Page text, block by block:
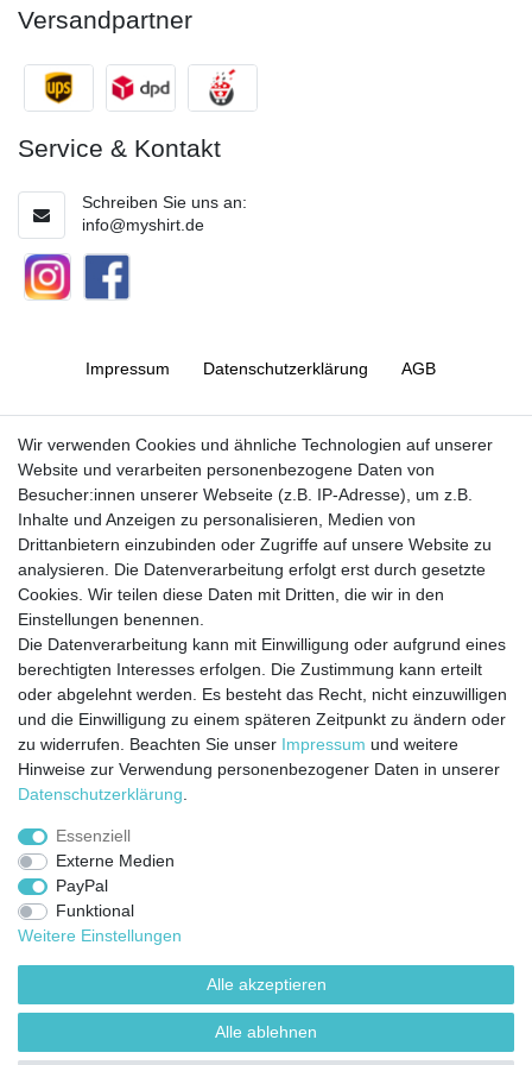
Versandpartner
Service & Kontakt
Schreiben Sie uns an:
info@myshirt.de
Impressum Daten­schutz­erklärung AGB
Barrierefreiheitserklärung Widerrufs­recht
Vertrag widerrufen Kontakt
Jetzt anmelden und auf dem Laufenden
bleiben!
Sie wollen keine Neuigkeiten verpassen?
Dann melden Sie sich noch heute zu unserem Newsletter an:
VORNAME
E-MAIL **
Newsletter
Honig
Ich stimme zu, dass meine personenbezogenen Daten genutzt werden, um
Abonnieren
Wir verwenden Cookies und ähnliche Technologien auf unserer
Website und verarbeiten personenbezogene Daten von
Besucher:innen unserer Webseite (z.B. IP-Adresse), um z.B.
Inhalte und Anzeigen zu personalisieren, Medien von
Drittanbietern einzubinden oder Zugriffe auf unsere Website zu
analysieren. Die Datenverarbeitung erfolgt erst durch gesetzte
Cookies. Wir teilen diese Daten mit Dritten, die wir in den
Einstellungen benennen.
Die Datenverarbeitung kann mit Einwilligung oder aufgrund eines
berechtigten Interesses erfolgen. Die Zustimmung kann erteilt
oder abgelehnt werden. Es besteht das Recht, nicht einzuwilligen
und die Einwilligung zu einem späteren Zeitpunkt zu ändern oder
zu widerrufen. Beachten Sie unser Impressum und weitere
Hinweise zur Verwendung personenbezogener Daten in unserer
Daten­schutz­erklärung
Essenziell
Externe Medien
PayPal
Funktional
Weitere Einstellungen
Alle akzeptieren
Alle ablehnen